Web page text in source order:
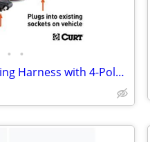
• •
Curt T-Connector Wiring Harness with 4-Pole Flat Trailer c55513 NEW